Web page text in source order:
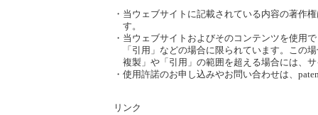
・ 当ウェブサイトに記載されている内容の著作
す。
・ 当ウェブサイトおよびそのコンテンツを使用
「引用」などの場合に限られています。この
複製」や「引用」の範囲を超える場合には、
・ 使用許諾のお申し込みやお問い合わせは、
リンク